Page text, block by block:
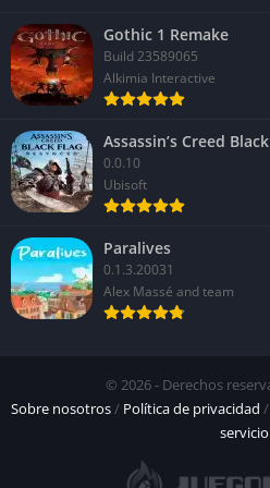
Gothic 1 Remake
Build 23589065
Alkimia Interactive
Assassin’s Creed
0.0.10
Ubisoft
Paralives
0.1.3.20031
Alex Massé and team
© 2026 - Derechos
Sobre nosotros/ Política de privacidad /
servicio